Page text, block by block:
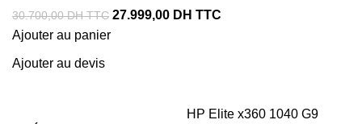
30.700,00DH TTC 27.999,00 DH TTC
Ajouter au panier
Ajouter au devis
HP Elite x360 1040 G9